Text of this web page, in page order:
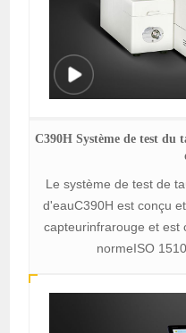
C390H Système de test du
Le système de test de
d'eauC390H est conçu
capteurinfrarouge et est
normeISO